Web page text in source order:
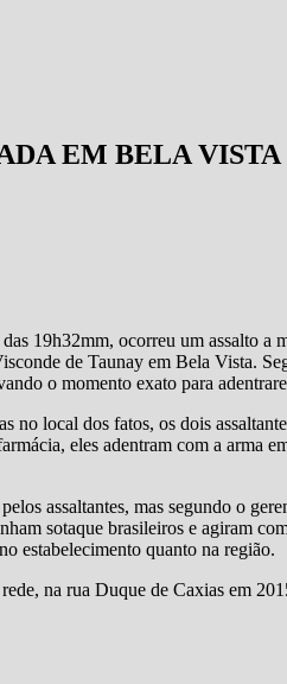
EM BELA VISTA
19h32mm, ocorreu um assalto a
de Taunay em Bela Vista.
o momento exato para
no local dos fatos, os dois
eles adentram com a arma
assaltantes, mas segundo o
sotaque brasileiros e agiram
estabelecimento quanto na região.
na rua Duque de Caxias em